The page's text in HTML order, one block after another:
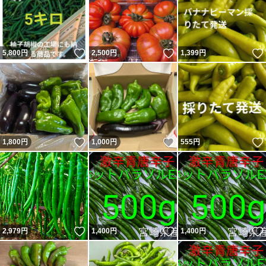
5,800円 いいね！
2,500円 いいね！
1,399円
1,800円 いいね！
1,000円 いいね！
555円
2,979円 いいね！
1,400円 いいね！
1,400円